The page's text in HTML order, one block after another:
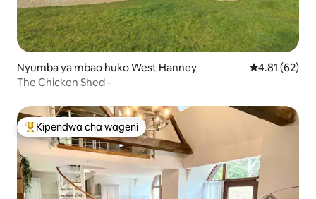
Nyumba ya mbao huko West Hanney Ukadiriaji wa
4.81 (62)
The Chicken Shed -
Kipendwa maarufu cha wageni
Kipendwa cha wageni